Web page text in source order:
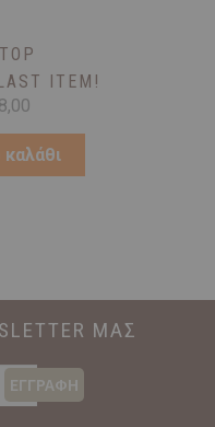
ITEM!
Η
τιμή
είναι:
ΜΑΣ
ΕΓΓΡΑΦΗ